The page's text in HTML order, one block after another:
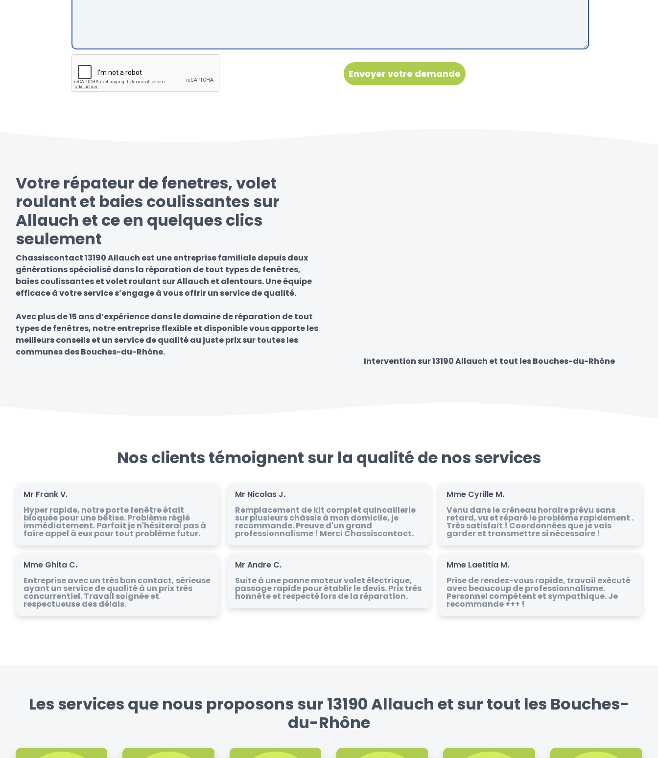
Votre répateur de fenetres, volet
roulant et baies coulissantes sur
Allauch et ce en quelques clics
seulement
Chassiscontact 13190 Allauch est une entreprise familiale depuis deux
générations spécialisé dans la réparation de tout types de fenêtres,
baies coulissantes et volet roulant sur Allauch et alentours. Une équipe
efficace à votre service s’engage à vous offrir un service de qualité.
Avec plus de 15 ans d’expérience dans le domaine de réparation de tout
types de fenêtres, notre entreprise flexible et disponible vous apporte les
meilleurs conseils et un service de qualité au juste prix sur toutes les
communes des Bouches-du-Rhône.
Intervention sur 13190 Allauch et tout les Bouches-du-Rhône
Nos clients témoignent sur la qualité de nos services
Mr Frank V.
Hyper rapide, notre porte fenêtre était
bloquée pour une bêtise. Problème réglé
immédiatement. Parfait je n'hésiterai pas à
faire appel à eux pour tout problème futur.
Mr Nicolas J.
Remplacement de kit complet quincaillerie
sur plusieurs châssis à mon domicile, je
recommande. Preuve d'un grand
professionnalisme ! Merci Chassiscontact.
Mme Cyrille M.
Venu dans le créneau horaire prévu sans
retard, vu et réparé le problème rapidement .
Très satisfait ! Coordonnées que je vais
garder et transmettre si nécessaire !
Mme Ghita C.
Entreprise avec un très bon contact, sérieuse
ayant un service de qualité à un prix très
concurrentiel. Travail soignée et
respectueuse des délais.
Mr Andre C.
Suite à une panne moteur volet électrique,
passage rapide pour établir le devis. Prix très
honnête et respecté lors de la réparation.
Mme Laetitia M.
Prise de rendez-vous rapide, travail exécuté
avec beaucoup de professionnalisme.
Personnel compétent et sympathique. Je
recommande +++ !
Les services que nous proposons sur 13190 Allauch et sur tout les Bouches-
du-Rhône